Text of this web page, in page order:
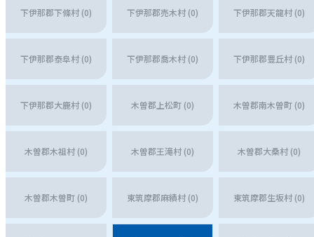
下伊那郡下條村 (0) 下伊那郡売木村 (0) 下伊那郡天龍村 (0)
下伊那郡泰阜村 (0) 下伊那郡喬木村 (0) 下伊那郡豊丘村 (0)
下伊那郡大鹿村 (0) 木曽郡上松町 (0) 木曽郡南木曽町 (0)
木曽郡木祖村 (0) 木曽郡王滝村 (0) 木曽郡大桑村 (0)
木曽郡木曽町 (0) 東筑摩郡麻績村 (0) 東筑摩郡生坂村 (0)